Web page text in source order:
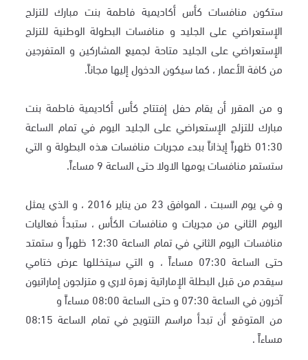
ستكون منافسات كأس أكاديمية فاطمة بنت مبارك للتزلج
الإستعراضي على الجليد و منافسات البطولة الوطنية للتزلج
الإستعراضي على الجليد متاحة لجميع المشاركين و المتفرجين
من كافة الأعمار ، كما سيكون الدخول إليها مجاناً.
و من المقرر أن يقام حفل إفتتاح كأس أكاديمية فاطمة بنت
مبارك للتزلج الإستعراضي على الجليد اليوم في تمام الساعة
01:30 ظهراً إيذاناً ببدء مجريات منافسات هذه البطولة و التي
ستستمر منافسات يومها الاولا حتى الساعة 9 مساءاً.
و في يوم السبت ، الموافق 23 من يناير 2016 ، و الذي يمثل
اليوم الثاني من مجريات و منافسات الكأس ، ستبدأ فعاليات
منافسات اليوم الثاني في تمام الساعة 12:30 ظهراً و ستمتد
حتى الساعة 07:30 مساءاً ، و التي سيتخللها عرض ختامي
سيقدم من قبل البطلة الإماراتية زهرة لاري و متزلجون إماراتيون
آخرون في الساعة 07:30 و حتى الساعة 08:00 مساءاً و
من المتوقع أن تبدأ مراسم التتويج في تمام الساعة 08:15
مساءاً .